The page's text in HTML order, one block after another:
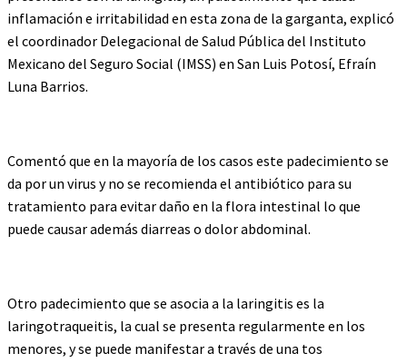
inflamación e irritabilidad en esta zona de la garganta, explicó
el coordinador Delegacional de Salud Pública del Instituto
Mexicano del Seguro Social (IMSS) en San Luis Potosí, Efraín
Luna Barrios.
Comentó que en la mayoría de los casos este padecimiento se
da por un virus y no se recomienda el antibiótico para su
tratamiento para evitar daño en la flora intestinal lo que
puede causar además diarreas o dolor abdominal.
Otro padecimiento que se asocia a la laringitis es la
laringotraqueitis, la cual se presenta regularmente en los
menores, y se puede manifestar a través de una tos